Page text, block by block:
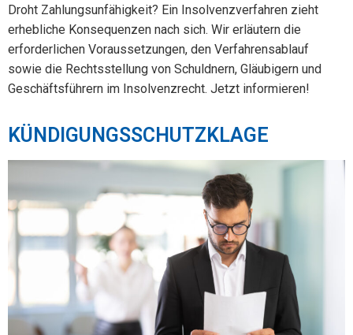
Droht Zahlungsunfähigkeit? Ein Insolvenzverfahren zieht
erhebliche Konsequenzen nach sich. Wir erläutern die
erforderlichen Voraussetzungen, den Verfahrensablauf
sowie die Rechtsstellung von Schuldnern, Gläubigern und
Geschäftsführern im Insolvenzrecht. Jetzt informieren!
KÜNDIGUNGSSCHUTZKLAGE